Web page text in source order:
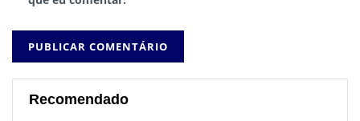
Recomendado